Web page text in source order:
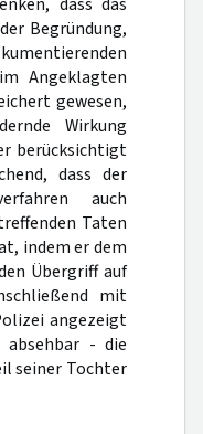
Begründung,
Angeklagten
gewesen,
Wirkung
berücksichtigt
dass der
auch
Taten
indem er dem
Übergriff auf
mit
angezeigt
- die
seiner Tochter